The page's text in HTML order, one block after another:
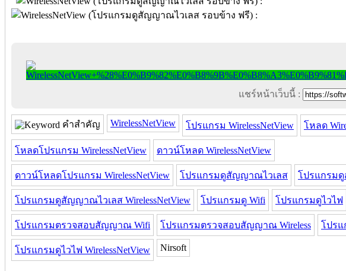
แชร์หน้าเว็บนี้ :
คำสำคัญ WirelessNetView โปรแกรม WirelessNetView โหลด
โหลดโปรแกรม WirelessNetView ดาวน์โหลด WirelessNetView
ดาวน์โหลดโปรแกรม WirelessNetView โปรแกรมดูสัญญาณไวเลส โปรแกรม
โปรแกรมดูสัญญาณไวเลส WirelessNetView โปรแกรมดู Wifi โปรแกรมดูไวไฟ
โปรแกรมตรวจสอบสัญญาณ Wifi โปรแกรมตรวจสอบสัญญาณ Wireless โปรแ
โปรแกรมดูไวไฟ WirelessNetView Nirsoft